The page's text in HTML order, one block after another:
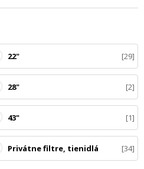
22" 29
28" 2
43" 1
Privátne filtre, tienidlá 34